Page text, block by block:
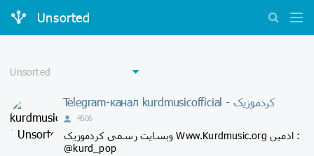
Unsorted
Telegram-канал kurdmusicofficial - کردموزیک
4506
وبسایت رسمی کردموزیک Www.Kurdmusic.org ادمین :
@kurd_pop